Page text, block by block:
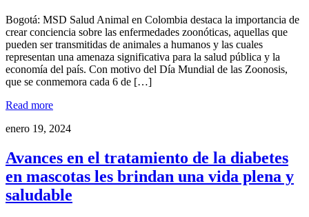
Bogotá: MSD Salud Animal en Colombia destaca la importancia de
crear conciencia sobre las enfermedades zoonóticas, aquellas que
pueden ser transmitidas de animales a humanos y las cuales
representan una amenaza significativa para la salud pública y la
economía del país. Con motivo del Día Mundial de las Zoonosis,
que se conmemora cada 6 de […]
Read more
enero 19, 2024
Avances en el tratamiento de la diabetes
en mascotas les brindan una vida plena y
saludable